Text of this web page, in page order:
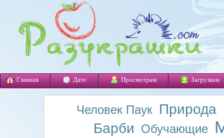
Главная Дате Просмотрам Загрузкам
Человек Паук Природа
Барби Обучающие